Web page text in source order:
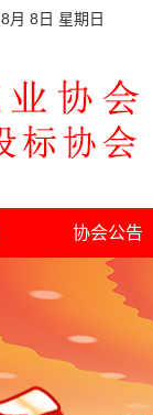
8月 8 日 星期 日
协会公告